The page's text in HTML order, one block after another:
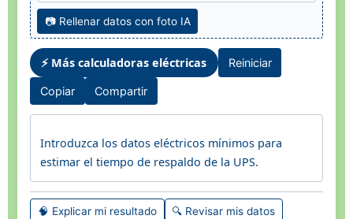
📷 Rellenar datos con foto IA
⚡ Más calculadoras eléctricas Reiniciar
Copiar Compartir
Introduzca los datos eléctricos mínimos para
estimar el tiempo de respaldo de la UPS.
🧠 Explicar mi resultado 🔍 Revisar mis datos